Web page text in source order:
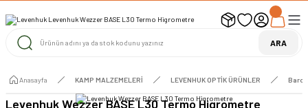
UYARI ! KARGOLAR 13 TEMMUZ 2026 YAPILACAK
1000 TL ve Üzeri Ücretsiz Kargo 1000 TL ve Üzeri Ücretsiz Kargo ARA
Anasayfa KAMP MALZEMELERİ LEVENHUK OPTİK ÜRÜNLER
Levenhuk Wezzer BASE L30 Termo Higrometre